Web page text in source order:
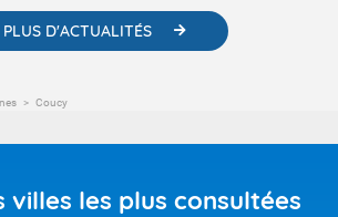
PLUS D'ACTUALITÉS
Coucy
villes les plus consultées